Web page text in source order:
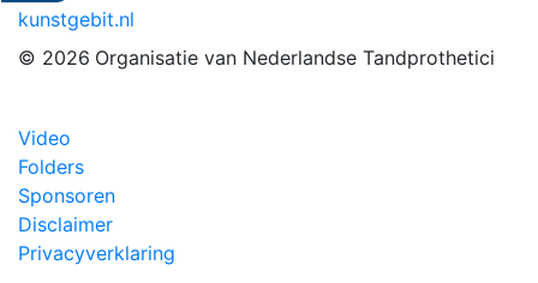
kunstgebit.nl
© 2026 Organisatie van Nederlandse Tandprothetici
Video
Folders
Sponsoren
Disclaimer
Privacyverklaring